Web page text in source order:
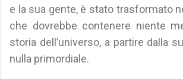
e la sua gente, è stato trasformato
che dovrebbe contenere niente
storia dell’universo, a partire dalla
nulla primordiale.